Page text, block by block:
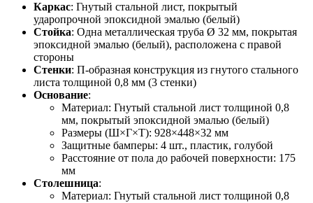
Каркас: Гнутый стальной лист, покрытый
ударопрочной эпоксидной эмалью (белый)
Стойка: Одна металлическая труба Ø 32 мм, покрытая
эпоксидной эмалью (белый), расположена с правой
стороны
Стенки: П-образная конструкция из гнутого стального
листа толщиной 0,8 мм (3 стенки)
Основание:
Материал: Гнутый стальной лист толщиной 0,8
мм, покрытый эпоксидной эмалью (белый)
Размеры (Ш×Г×Т): 928×448×32 мм
Защитные бамперы: 4 шт., пластик, голубой
Расстояние от пола до рабочей поверхности: 175
мм
Столешница:
Материал: Гнутый стальной лист толщиной 0,8